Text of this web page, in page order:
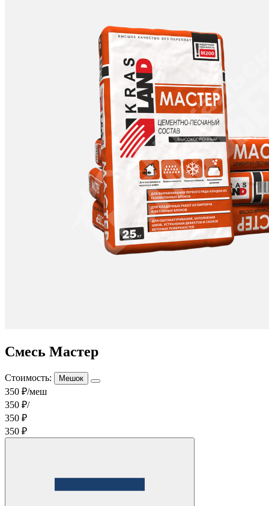
Смесь Мастер
Стоимость: Мешок
350 ₽/меш
350 ₽/
350 ₽
350 ₽